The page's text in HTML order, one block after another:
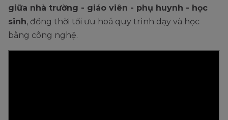
giữa nhà trường - giáo viên - phụ huynh - học
sinh, đồng thời tối ưu hoá quy trình dạy và học
bằng công nghệ.